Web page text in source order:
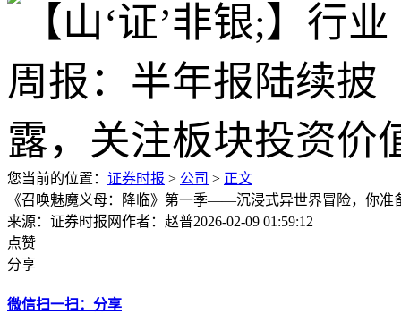
您当前的位置： 证券时报 > 公司 > 正文
《召唤魅魔义母：降临》第一季——沉浸式异世界冒险，你准
来源：证券时报网作者：赵普2026-02-09 01:59:12
点赞
分享
微信扫一扫：分享